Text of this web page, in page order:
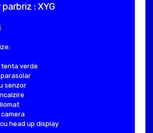
: XYG
tenta verde
senzor
head up display